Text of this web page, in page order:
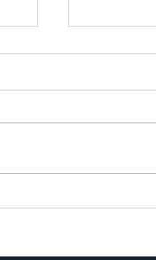
termine